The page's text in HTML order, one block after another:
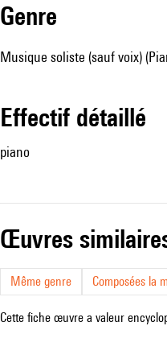
genre
Musique soliste (sauf voix)
effectif détaillé
piano
œuvres
Même genre Composées la
Cette fiche œuvre a valeur